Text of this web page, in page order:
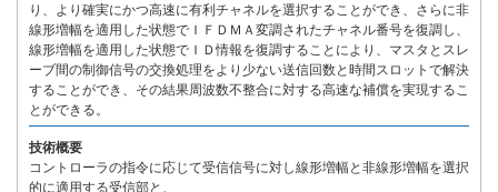
り、より確実にかつ高速に有利チャネルを選択することができ、さらに非
線形増幅を適用した状態でＩＦＤＭＡ変調されたチャネル番号を復調し、
線形増幅を適用した状態でＩＤ情報を復調することにより、マスタとスレ
ーブ間の制御信号の交換処理をより少ない送信回数と時間スロットで解決
することができ、その結果周波数不整合に対する高速な補償を実現するこ
とができる。
技術概要
コントローラの指令に応じて受信信号に対し線形増幅と非線形増幅を選択
的に適用する受信部と、